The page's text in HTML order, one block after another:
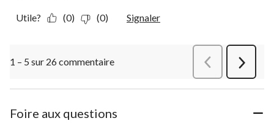
Utile? (0) (0) Signaler
1 – 5 sur 26 commentaire
Suivant
Foire aux questions